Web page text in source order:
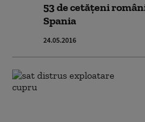
53 de cetățeni
Spania
24.05.2016